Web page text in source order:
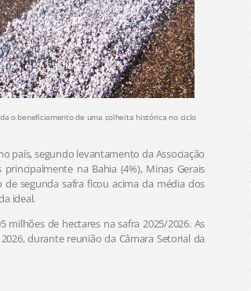
o beneficiamento de uma colheita histórica no ciclo
país, segundo levantamento da Associação
na Bahia (4%), Minas Gerais
segunda safra ficou acima da média dos
ideal.
de hectares na safra 2025/2026. As
durante reunião da Câmara Setorial da